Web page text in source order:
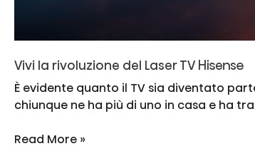
Vivi la rivoluzione del Laser TV Hisense
È evidente quanto il TV sia diventato
chiunque ne ha più di uno in casa e ha
Vivi
Read More »